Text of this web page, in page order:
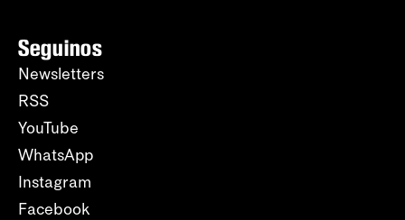
Seguinos
Newsletters
RSS
YouTube
WhatsApp
Instagram
Facebook